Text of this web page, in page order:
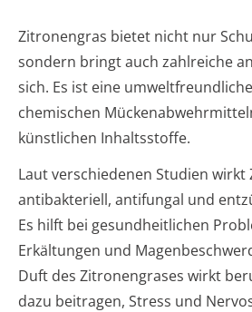
Zitronengras bietet nicht nur
sondern bringt auch zahlreiche
sich. Es ist eine
chemischen
künstlichen Inhaltsstoffe.
Laut verschiedenen Studien wirkt
antibakteriell, antifungal und
Es hilft bei gesundheitlichen
Erkältungen und
Duft des Zitronengrases wirkt
dazu beitragen, Stress und